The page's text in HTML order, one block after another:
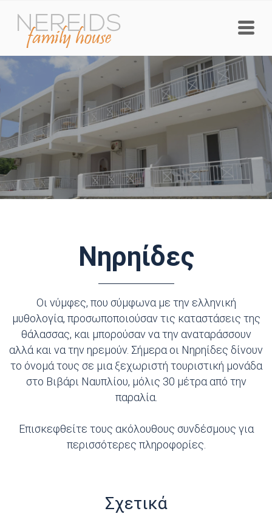
Νηρηίδες
Οι νύμφες, που σύμφωνα με την ελληνική
μυθολογία, προσωποποιούσαν τις καταστάσεις της
θάλασσας, και μπορούσαν να την αναταράσσουν
αλλά και να την ηρεμούν. Σήμερα οι Νηρηίδες δίνουν
το όνομά τους σε μια ξεχωριστή τουριστική μονάδα
στο Βιβάρι Ναυπλίου, μόλις 30 μέτρα από την
παραλία.
Επισκεφθείτε τους ακόλουθους συνδέσμους για
περισσότερες πληροφορίες.
Σχετικά